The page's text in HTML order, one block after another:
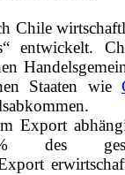
Chile
entwickelt.
Staaten wie
Export
des